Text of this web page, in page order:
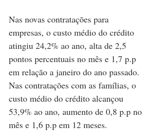
Nas novas contratações para
empresas, o custo médio do crédito
atingiu 24,2% ao ano, alta de 2,5
pontos percentuais no mês e 1,7 p.p
em relação a janeiro do ano passado.
Nas contratações com as famílias, o
custo médio do crédito alcançou
53,9% ao ano, aumento de 0,8 p.p no
mês e 1,6 p.p em 12 meses.